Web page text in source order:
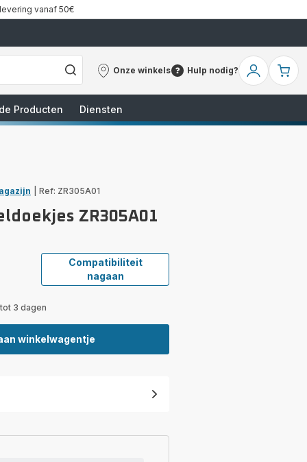
vanaf 50€
Onze winkels
Onze
Hulp nodig?
Hulp
Mijn
Producten
Diensten
Ref: ZR305A01
ZR305A01
Compatibiliteit
nagaan
3 dagen
winkelwagentje